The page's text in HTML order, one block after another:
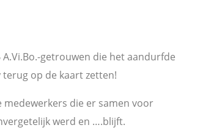
getrouwen die het aandurfde
op de kaart zetten!
medewerkers die er samen voor
werd en ….blijft.